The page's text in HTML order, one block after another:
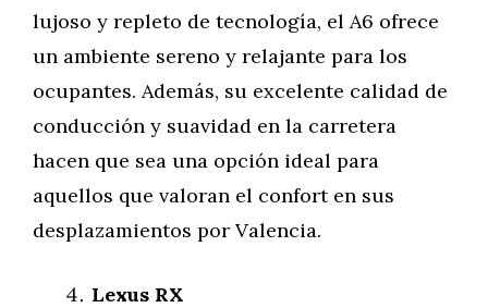
lujoso y repleto de tecnología, el A6 ofrece
un ambiente sereno y relajante para los
ocupantes. Además, su excelente calidad de
conducción y suavidad en la carretera
hacen que sea una opción ideal para
aquellos que valoran el confort en sus
desplazamientos por Valencia.
Lexus RX